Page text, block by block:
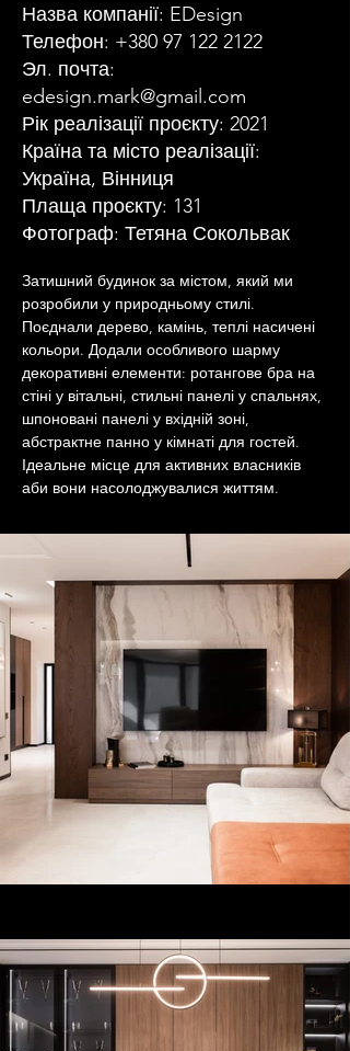
Назва компанії: EDesign
Телефон: +380 97 122 2122
Эл. почта:
edesign.mark@gmail.com
Рік реалізації проєкту: 2021
Країна та місто реалізації:
Україна, Вінниця
Плаща проєкту: 131
Фотограф: Тетяна Сокольвак
Затишний будинок за містом, який ми
розробили у природньому стилі.
Поєднали дерево, камінь, теплі насичені
кольори. Додали особливого шарму
декоративні елементи: ротангове бра на
стіні у вітальні, стильні панелі у спальнях,
шпоновані панелі у вхідній зоні,
абстрактне панно у кімнаті для гостей.
Ідеальне місце для активних власників
аби вони насолоджувалися життям.